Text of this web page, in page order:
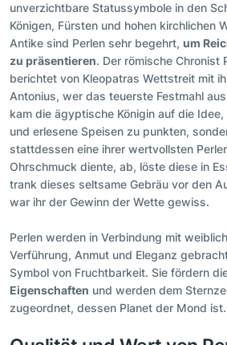
unverzichtbare Statussymbole in den
Königen, Fürsten und hohen kirchlichen
Antike sind Perlen sehr begehrt, um
zu präsentieren. Der römische Chronist
berichtet von Kleopatras Wettstreit mit
Antonius, wer das teuerste Festmahl
kam die ägyptische Königin auf die
und erlesene Speisen zu punkten,
stattdessen eine ihrer wertvollsten
Ohrschmuck diente, ab, löste diese in
trank dieses seltsame Gebräu vor den
war ihr der Gewinn der Wette gewiss.
Perlen werden in Verbindung mit
Verführung, Anmut und Eleganz
Symbol von Fruchtbarkeit. Sie fördern
Eigenschaften und werden dem
zugeordnet, dessen Planet der Mond ist.